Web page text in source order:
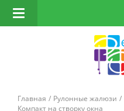
Открыть
навигацию
Главная Рулонные жалюзи
Компакт на створку окна